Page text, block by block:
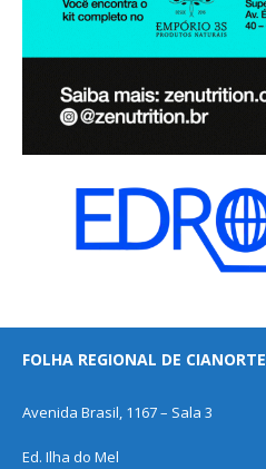
FOLHA REGIONAL DE CIANORTE
Avenida Brasil, 1167 – Sala 3
Ed. Ilha do Mel